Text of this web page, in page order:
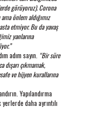
görüyoruz). Corona
önlem aldığımız
etmiyor. Bu da yavaş
yanlarına
adım sayın. “Bir süre
dışarı çıkmamak,
ve hijyen kurallarına
Yapılandırma
daha ayrıntılı